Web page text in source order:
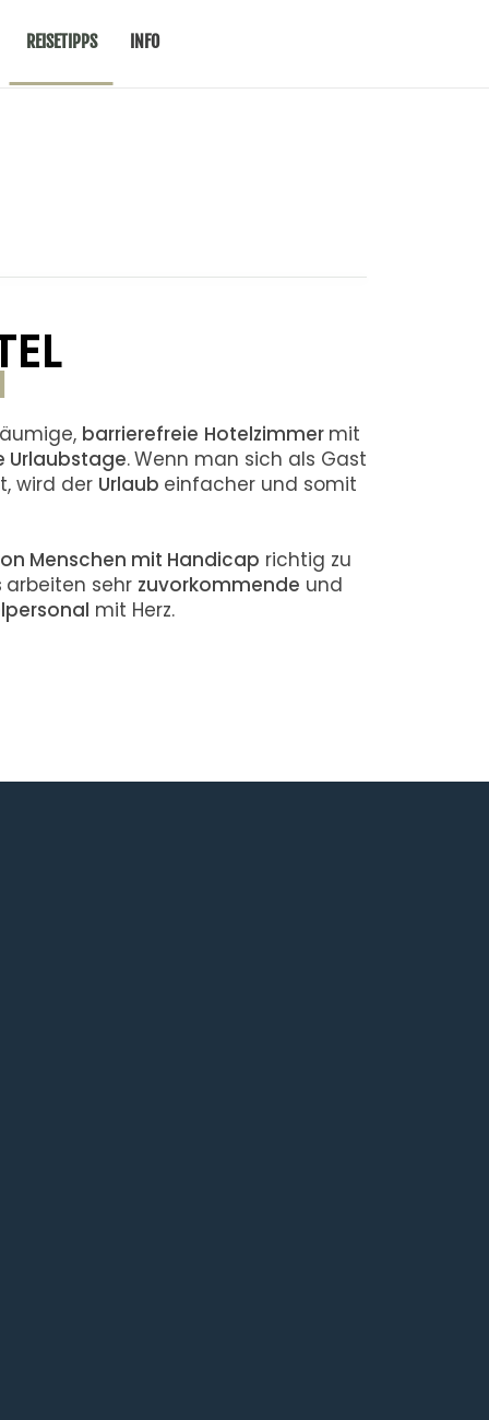
REISETIPPS INFO
barrierefreie Hotelzimmer mit
Urlaubstage.Wenn man sich als Gast
wird der Urlaub einfacher und somit
Menschen mit Handicap richtig zu
arbeiten sehr zuvorkommende und
mit Herz.